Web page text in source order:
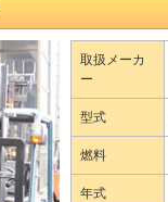
取扱メーカ
ー
型式
燃料
年式